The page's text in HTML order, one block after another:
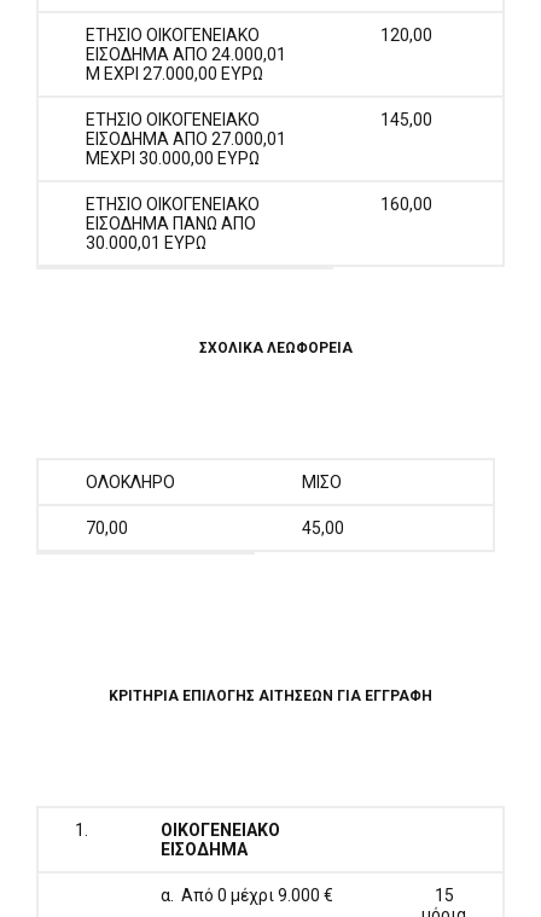
ΕΤΗΣΙΟ ΟΙΚΟΓΕΝΕΙΑΚΟ
ΕΙΣΟ∆ΗΜΑ ΑΠΟ 24.000,01
Μ ΕΧΡΙ 27.000,00 ΕΥΡΩ
120,00
ΕΤΗΣΙΟ ΟΙΚΟΓΕΝΕΙΑΚΟ
ΕΙΣΟ∆ΗΜΑ ΑΠΟ 27.000,01
ΜΕΧΡΙ 30.000,00 ΕΥΡΩ
145,00
ΕΤΗΣΙΟ ΟΙΚΟΓΕΝΕΙΑΚΟ
ΕΙΣΟ∆ΗΜΑ ΠΑΝΩ ΑΠΟ
30.000,01 ΕΥΡΩ
160,00
ΣΧΟΛΙΚΑ ΛΕΩΦΟΡΕΙΑ
ΟΛΟΚΛΗΡΟ ΜΙΣΟ
70,00 45,00
ΚΡΙΤΗΡΙΑ ΕΠΙΛΟΓΗΣ ΑΙΤΗΣΕΩΝ ΓΙΑ ΕΓΓΡΑΦΗ
1.
ΟΙΚΟΓΕΝΕΙΑΚΟ
ΕΙΣΟΔΗΜΑ
α. Από 0 μέχρι 9.000 €
15